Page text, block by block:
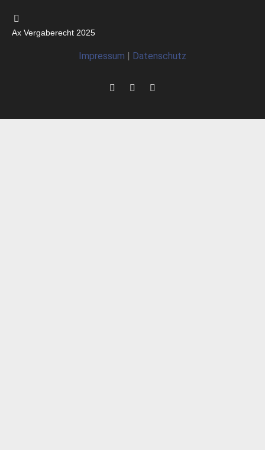
Ax Vergaberecht 2025
Impressum Datenschutz